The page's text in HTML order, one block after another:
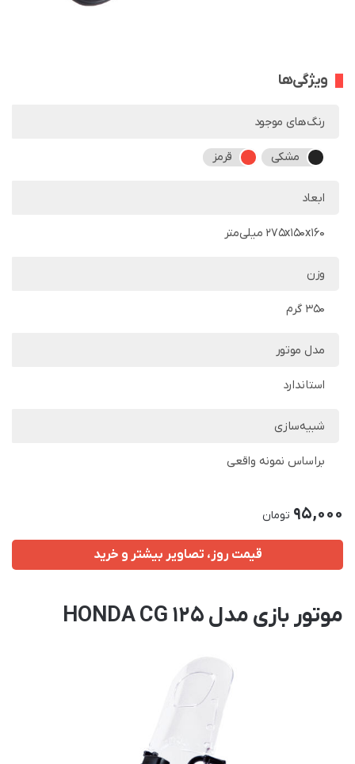
ویژگی‌ها
رنگ‌های موجود
مشکی قرمز
ابعاد
275x150x160 میلی‌متر
وزن
350 گرم
مدل موتور
استاندارد
شبیه‌سازی
براساس نمونه واقعی
95,000 تومان
قیمت روز، تصاویر بیشتر و خرید
موتور بازی مدل HONDA CG 125